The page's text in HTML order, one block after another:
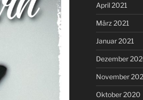
April 2021
März 2021
Januar 2021
Dezember
November
Oktober 2020